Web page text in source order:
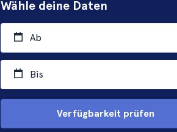
Wähle deine Daten
Ab
Bis
Verfügbarkeit prüfen